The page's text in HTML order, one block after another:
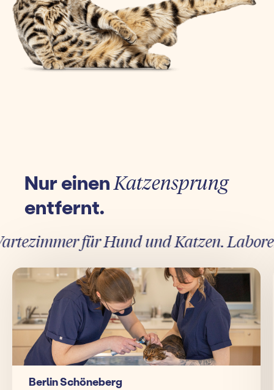
Nur einenKatzensprung
entfernt.
für Hund und Katzen.
Berlin Schöneberg